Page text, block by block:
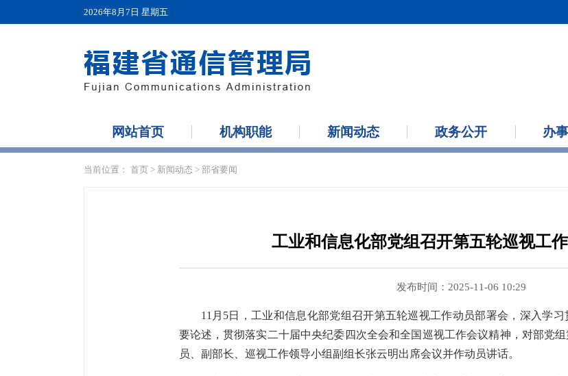
2026年8月7日 星期五
网站首页 机构职能 新闻动态 政务公开 办
当前位置： 首页 > 新闻动态 > 部省要闻
工业和信息化部党组召开第五轮巡视工
发布时间：2025-11-06 10:29
11月5日，工业和信息化部党组召开第五轮巡视工作动员部署会，深入学
要论述，贯彻落实二十届中央纪委四次全会和全国巡视工作会议精神，对部党
员、副部长、巡视工作领导小组副组长张云明出席会议并作动员讲话。